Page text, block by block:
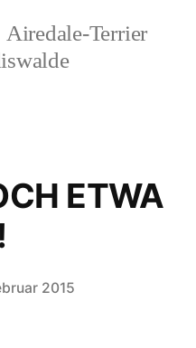
Airedale-Terrier
ETWA
2015